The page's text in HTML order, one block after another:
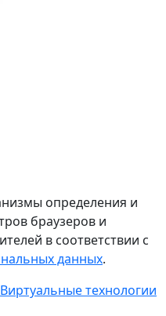
определения и
браузеров и
в соответствии с
данных.
Виртуальные технологии